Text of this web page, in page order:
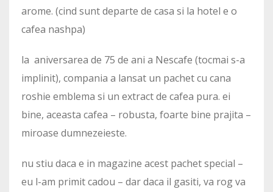
arome. (cind sunt departe de casa si la hotel e o
cafea nashpa)
la aniversarea de 75 de ani a Nescafe (tocmai s-a
implinit), compania a lansat un pachet cu cana
roshie emblema si un extract de cafea pura. ei
bine, aceasta cafea – robusta, foarte bine prajita –
miroase dumnezeieste.
nu stiu daca e in magazine acest pachet special –
eu l-am primit cadou – dar daca il gasiti, va rog va